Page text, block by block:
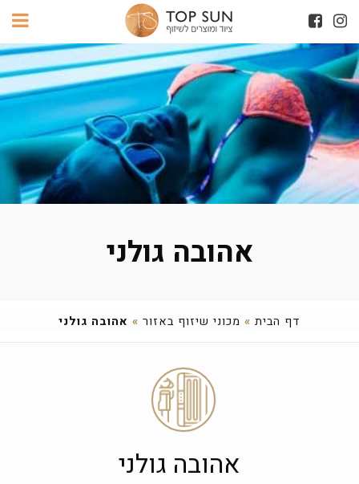
אהובה גולני
דף הבית » מכוני שיזוף באזור » אהובה גולני
אהובה גולני